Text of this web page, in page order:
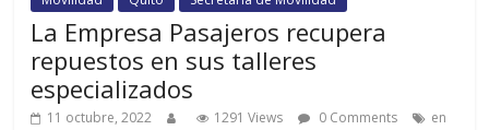
La Empresa Pasajeros recupera
repuestos en sus talleres
especializados
11 octubre, 2022 1291 Views 0 Comments
en